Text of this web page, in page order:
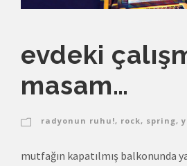
evdeki
masam…
radyonun ruhu!, rock, spring,
mutfağın kapatılmış balkonunda